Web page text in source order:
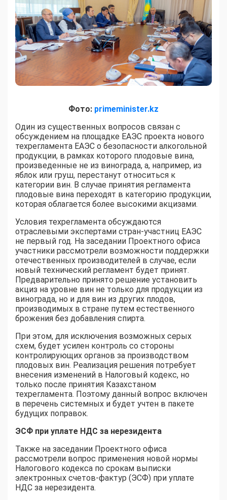
Фото: primeminister.kz
Один из существенных вопросов связан с
обсуждением на площадке ЕАЭС проекта нового
техрегламента ЕАЭС о безопасности алкогольной
продукции, в рамках которого плодовые вина,
произведенные не из винограда, а, например, из
яблок или груш, перестанут относиться к
категории вин. В случае принятия регламента
плодовые вина переходят в категорию продукции,
которая облагается более высокими акцизами.
Условия техрегламента обсуждаются
отраслевыми экспертами стран-участниц ЕАЭС
не первый год. На заседании Проектного офиса
участники рассмотрели возможности поддержки
отечественных производителей в случае, если
новый технический регламент будет принят.
Предварительно принято решение установить
акциз на уровне вин не только для продукции из
винограда, но и для вин из других плодов,
производимых в стране путем естественного
брожения без добавления спирта.
При этом, для исключения возможных серых
схем, будет усилен контроль со стороны
контролирующих органов за производством
плодовых вин. Реализация решения потребует
внесения изменений в Налоговый кодекс, но
только после принятия Казахстаном
техрегламента. Поэтому данный вопрос включен
в перечень системных и будет учтен в пакете
будущих поправок.
ЭСФ при уплате НДС за нерезидента
Также на заседании Проектного офиса
рассмотрели вопрос применения новой нормы
Налогового кодекса по срокам выписки
электронных счетов-фактур (ЭСФ) при уплате
НДС за нерезидента.